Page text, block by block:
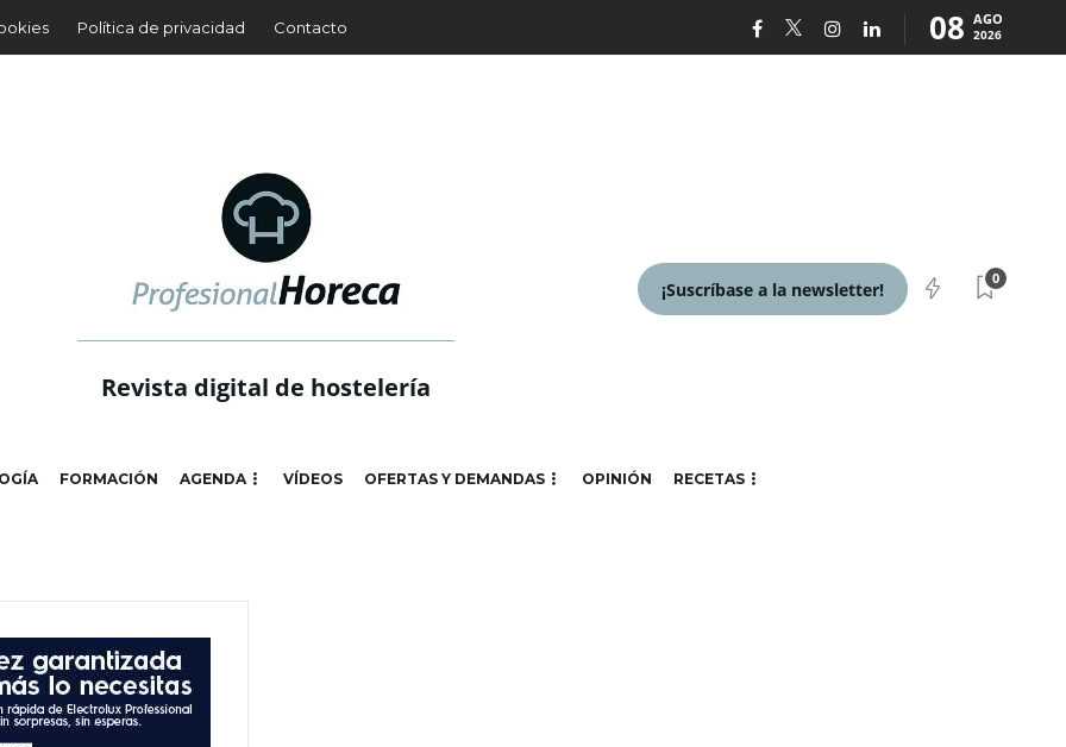
Política de privacidad Contacto 08 AGO
2026
Revista digital de hostelería
¡Suscríbase a la newsletter!
0
FORMACIÓN AGENDA VÍDEOS OFERTAS Y DEMANDAS OPINIÓN RECETAS